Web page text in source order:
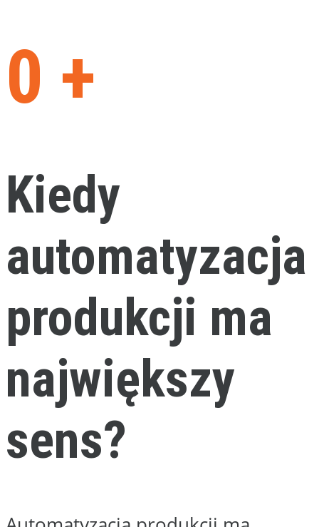
rozwiązania
produkcyjnych
Radwax wspiera firmy produkcyjne
z Białegostoku i województwa
podlaskiego w automatyzacji
procesów, które wymagają większej
powtarzalności, lepszej kontroli i
mniejszego udziału pracy ręcznej.
Analizujemy sposób działania
zakładu, wskazujemy obszary
możliwe do usprawnienia i
dobieramy rozwiązania